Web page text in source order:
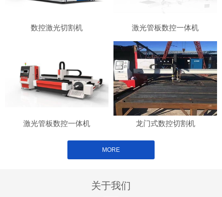
数控激光切割机 激光管板数控一体机
激光管板数控一体机 龙门式数控切割机
MORE
关于我们